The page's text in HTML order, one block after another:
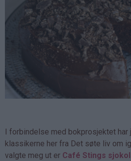
I forbindelse med bokprosjektet har
klassikerne her fra Det søte liv om
valgte meg ut er Café Stings